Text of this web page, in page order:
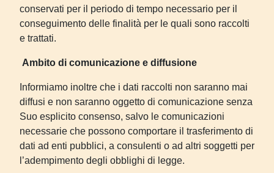
conservati per il periodo di tempo necessario per il
conseguimento delle finalità per le quali sono raccolti
e trattati.
Ambito di comunicazione e diffusione
Informiamo inoltre che i dati raccolti non saranno mai
diffusi e non saranno oggetto di comunicazione senza
Suo esplicito consenso, salvo le comunicazioni
necessarie che possono comportare il trasferimento di
dati ad enti pubblici, a consulenti o ad altri soggetti per
l’adempimento degli obblighi di legge.